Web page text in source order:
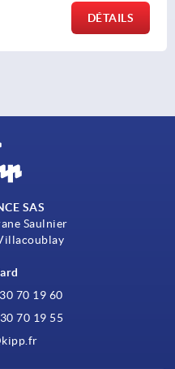
14,39 €
SAS
Saulnier
70 19 60
70 19 55